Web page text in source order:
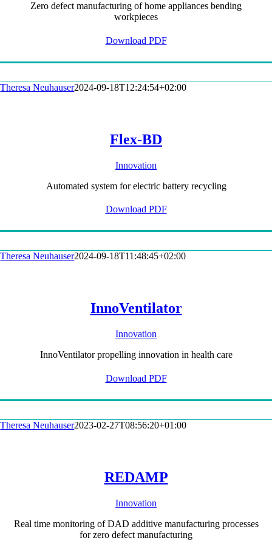
Zero defect manufacturing of home appliances bending
workpieces
Download PDF
Theresa Neuhauser2024-09-18T12:24:54+02:00
Flex-BD
Innovation
Automated system for electric battery recycling
Download PDF
Theresa Neuhauser2024-09-18T11:48:45+02:00
InnoVentilator
Innovation
InnoVentilator propelling innovation in health care
Download PDF
Theresa Neuhauser2023-02-27T08:56:20+01:00
REDAMP
Innovation
Real time monitoring of DAD additive manufacturing processes
for zero defect manufacturing